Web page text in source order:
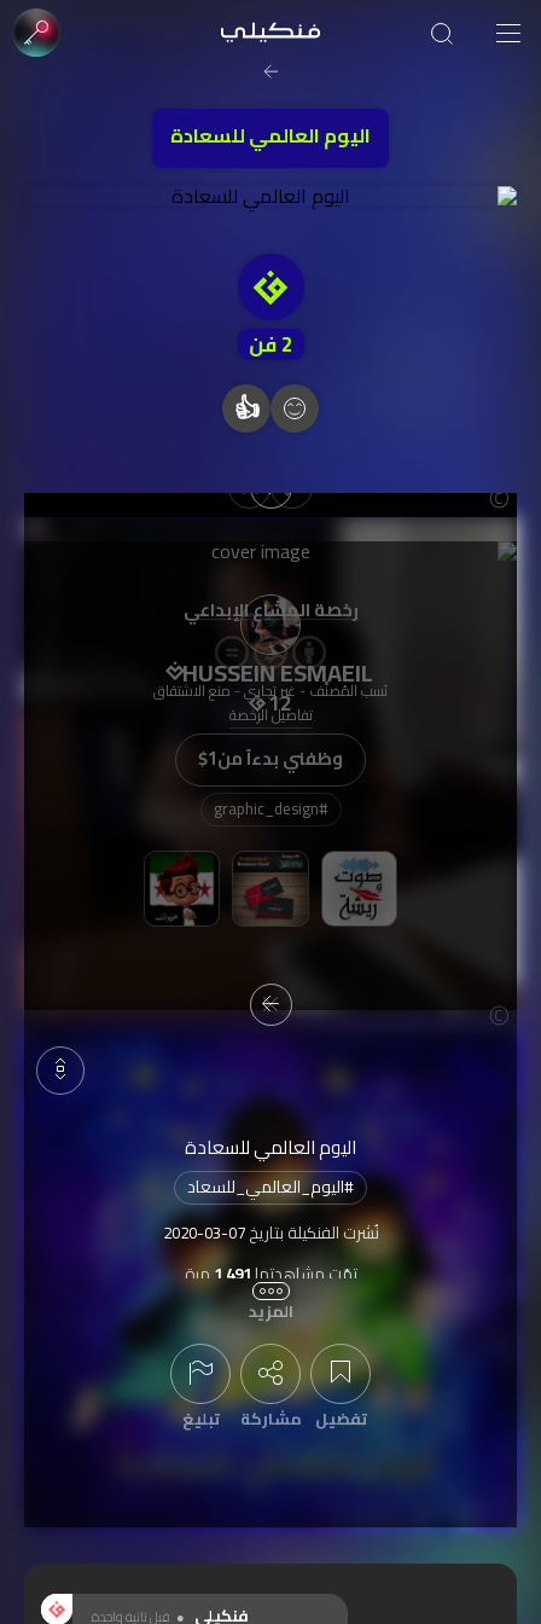
اليوم العالمي للسعادة
2فن
👍
HUSSEIN ESMAEIL
12
وظفني بدءاً من$1
#
graphic_design
اليوم العالمي للسعادة
#اليوم_العالمي_للسعاد
نُشرت الفنكيلة بتاريخ2020-03-07
تمّت مشاهدتها1,491مرة
مشتركة بمسابقة اليوم العالمي للسعادة
المزيد
تفضيل مشاركة تبليغ
رخصة المشاع الإبداعي
نَسب المُصنَّف - غير تجاري - منع الاشتقاق
تفاصيل الرخصة
صورة الغلاف من فن
SOUFIANE Abid
فنكيلي قبل ثانية واحدة